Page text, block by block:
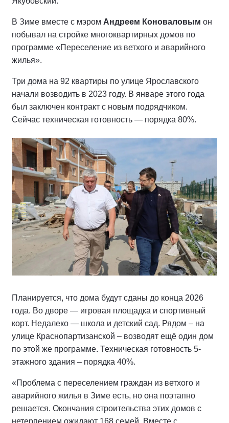
В Зиме вместе с мэром Андреем Коноваловым он
побывал на стройке многоквартирных домов по
программе «Переселение из ветхого и аварийного
жилья».
Три дома на 92 квартиры по улице Ярославского
начали возводить в 2023 году. В январе этого года
был заключен контракт с новым подрядчиком.
Сейчас техническая готовность — порядка 80%.
Планируется, что дома будут сданы до конца 2026
года. Во дворе — игровая площадка и спортивный
корт. Недалеко — школа и детский сад. Рядом – на
улице Краснопартизанской – возводят ещё один дом
по этой же программе. Техническая готовность 5-
этажного здания – порядка 40%.
«Проблема с переселением граждан из ветхого и
аварийного жилья в Зиме есть, но она поэтапно
решается. Окончания строительства этих домов с
нетерпением ожидают 168 семей. Вместе с